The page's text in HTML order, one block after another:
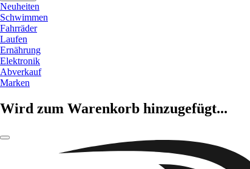
Neuheiten
Schwimmen
Fahrräder
Laufen
Ernährung
Elektronik
Abverkauf
Marken
Wird zum Warenkorb hinzugefügt...